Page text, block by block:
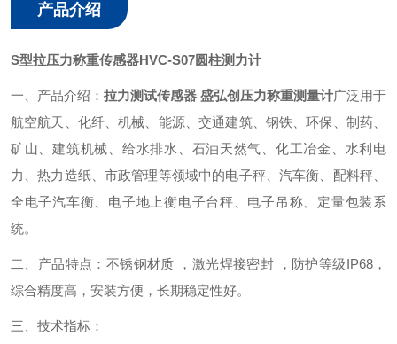
产品介绍
S型拉压力称重传感器HVC-S07圆柱测力计
一、产品介绍： 拉力测试传感器 盛弘创压力称重测量计广泛用于
航空航天、化纤、机械、能源、交通建筑、钢铁、环保、制药、
矿山、建筑机械、给水排水、石油天然气、化工冶金、水利电
力、热力造纸、市政管理等领域中的电子秤、汽车衡、配料秤、
全电子汽车衡、电子地上衡电子台秤、电子吊称、定量包装系
统。
二、产品特点：不锈钢材质 ，激光焊接密封 ，防护等级IP68，
综合精度高，安装方便，长期稳定性好。
三、技术指标：